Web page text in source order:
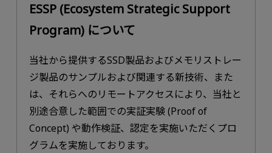
ESSP (Ecosystem Strategic Support
Program) について
当社から提供するSSD製品およびメモリストレー
ジ製品のサンプルおよび関連する新技術、また
は、それらへのリモートアクセスにより、当社と
別途合意した範囲での実証実験 (Proof of
Concept) や動作検証、認定を実施いただくプロ
グラムを実施しております。